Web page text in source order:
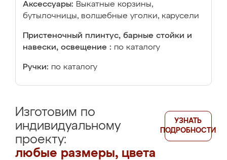
Аксессуары: Выкатные корзины,
бутылочницы, волшебные уголки, карусели
Пристеночный плинтус, барные стойки и
навески, освещение : по каталогу
Ручки: по каталогу
Изготовим по
индивидуальному
проекту:
любые размеры, цвета
УЗНАТЬ
ПОДРОБНОСТИ